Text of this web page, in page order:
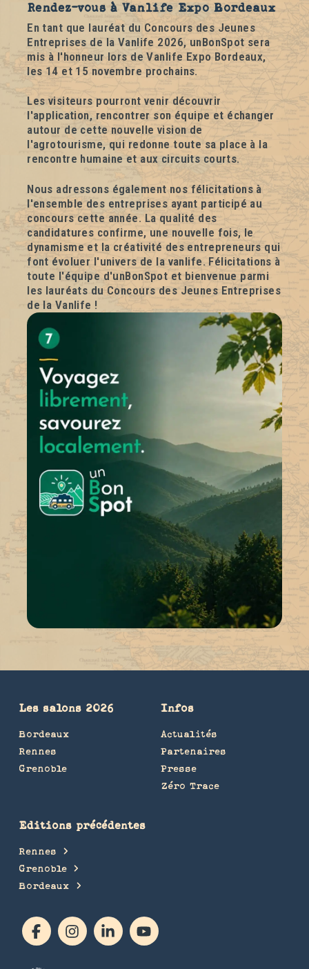
Rendez-vous à Vanlife Expo Bordeaux
En tant que lauréat du Concours des Jeunes
Entreprises de la Vanlife 2026, unBonSpot sera
mis à l'honneur lors de Vanlife Expo Bordeaux,
les 14 et 15 novembre prochains.
Les visiteurs pourront venir découvrir
l'application, rencontrer son équipe et échanger
autour de cette nouvelle vision de
l'agrotourisme, qui redonne toute sa place à la
rencontre humaine et aux circuits courts.
Nous adressons également nos félicitations à
l'ensemble des entreprises ayant participé au
concours cette année. La qualité des
candidatures confirme, une nouvelle fois, le
dynamisme et la créativité des entrepreneurs qui
font évoluer l'univers de la vanlife. Félicitations à
toute l'équipe d'unBonSpot et bienvenue parmi
les lauréats du Concours des Jeunes Entreprises
de la Vanlife !
Les salons 2026
Bordeaux
Rennes
Grenoble
Infos
Actualités
Partenaires
Presse
Zéro Trace
Editions précédentes
Rennes
Grenoble
Bordeaux